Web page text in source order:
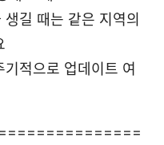
길 때는 같은 지역의
적으로 업데이트 여